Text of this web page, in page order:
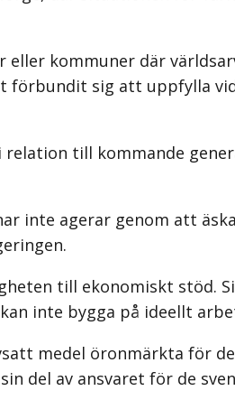
kommuner där
förbundit sig att uppfylla
till kommande
inte agerar genom att
till ekonomiskt stöd.
inte bygga på ideellt
medel öronmärkta för
del av ansvaret för de